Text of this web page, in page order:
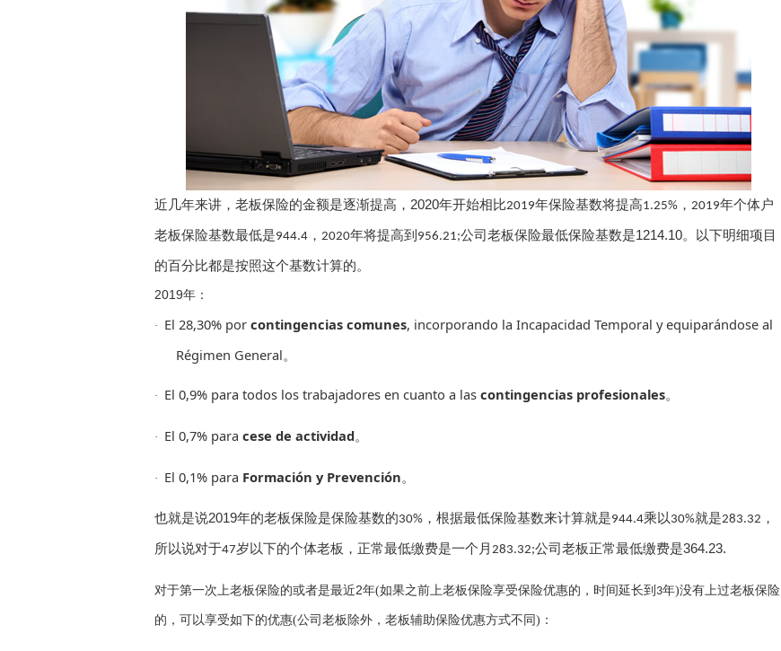
近几年来讲，老板保险的金额是逐渐提高， 2020年开始相比2019年保险基数将提高1.25% ， 2019年个体户
老板保险基数最低是944.4 ， 2020年将提高到 956.21;公司老板保险最低保险基数是1214.10。以下明细项目
的百分比都是按照这个基数计算的。
2019年：
· El 28,30% por contingencias comunes, incorporando la Incapacidad Temporal y equiparándose al
Régimen General。
· El 0,9% para todos los trabajadores en cuanto a las contingencias profesionales。
· El 0,7% para cese de actividad。
· El 0,1% para Formación y Prevención。
也就是说2019年的老板保险是保险基数的30% ，根据最低保险基数来计算就是944.4乘以 30%就是283.32 ，
所以说对于47岁以下的个体老板，正常最低缴费是一个月 283.32;公司老板正常最低缴费是364.23.
对于第一次上老板保险的或者是最近2年(如果之前上老板保险享受保险优惠的，时间延长到 3年)没有上过老板保险
的，可以享受如下的优惠(公司老板除外，老板辅助保险优惠方式不同)：